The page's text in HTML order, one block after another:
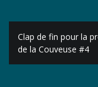
Navigation
de
l’article
Clap de fin pour la
de la Couveuse #4